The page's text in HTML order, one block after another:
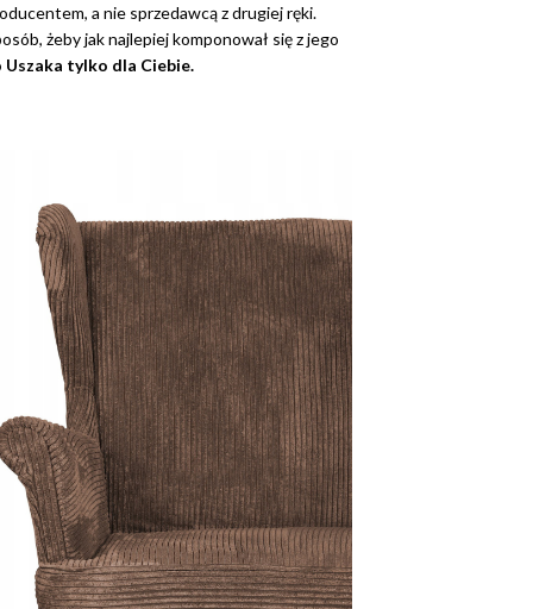
a nie sprzedawcą z drugiej ręki.
żeby jak najlepiej komponował się z jego
Uszaka tylko dla Ciebie.